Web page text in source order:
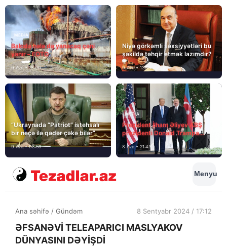
MEDİA
Bakıda hələ də yanacaq çəni
yanır – FOTO
9 Avq • 18:00
Niyə görkəmli şəxsiyyətləri bu
şəkildə təhqir etmək lazımdır?
9 Avq • 13:16
“Ukraynada “Patriot” istehsalı
bir neçə ilə qədər çəkə bilər”
9 Avq • 08:59
MEDİA
Prezident İlham Əliyev ABŞ
prezidenti Donald Trampa
məktubunda yazıb ki…
8 Avq • 21:43
Menyu
Ana səhifə / Gündəm 8 Sentyabr 2024 / 17:12
ƏFSANƏVİ TELEAPARICI MASLYAKOV
DÜNYASINI DƏYİŞDİ